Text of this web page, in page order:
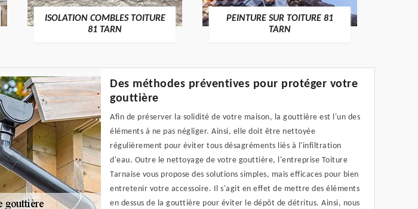
ISOLATION COMBLES TOITURE
81 TARN
PEINTURE SUR TOITURE 81
TARN
Des méthodes préventives pour protéger votre
gouttière
Afin de préserver la solidité de votre maison, la gouttière est l'un des
éléments à ne pas négliger. Ainsi, elle doit être nettoyée
régulièrement pour éviter tous désagréments liés à l'infiltration
d'eau. Outre le nettoyage de votre gouttière, l'entreprise Toiture
Tarnaise vous propose des solutions simples, mais efficaces pour bien
entretenir votre accessoire. Il s'agit en effet de mettre des éléments
en dessus de la gouttière pour éviter le dépôt de détritus. Ainsi, nous